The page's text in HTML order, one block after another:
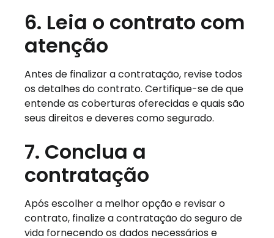
6. Leia o contrato com
atenção
Antes de finalizar a contratação, revise todos
os detalhes do contrato. Certifique-se de que
entende as coberturas oferecidas e quais são
seus direitos e deveres como segurado.
7. Conclua a
contratação
Após escolher a melhor opção e revisar o
contrato, finalize a contratação do seguro de
vida fornecendo os dados necessários e